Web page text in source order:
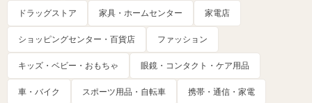
ドラッグストア 家具・ホームセンター 家電店
ショッピングセンター・百貨店 ファッション
キッズ・ベビー・おもちゃ 眼鏡・コンタクト・ケア用品
車・バイク スポーツ用品・自転車 携帯・通信・家電